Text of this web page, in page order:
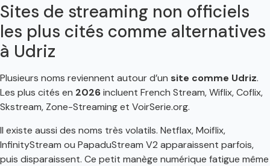
Sites de streaming non officiels
les plus cités comme alternatives
à Udriz
Plusieurs noms reviennent autour d’un site comme Udriz.
Les plus cités en 2026incluent French Stream, Wiflix, Coflix,
Skstream, Zone-Streaming et VoirSerie.org.
Il existe aussi des noms très volatils. Netflax, Moiflix,
InfinityStream ou PapaduStream V2 apparaissent parfois,
puis disparaissent. Ce petit manège numérique fatigue même